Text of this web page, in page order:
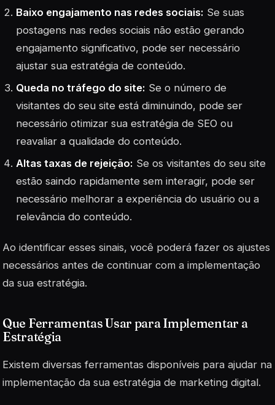
Baixo engajamento nas redes sociais: Se suas
postagens nas redes sociais não estão gerando
engajamento significativo, pode ser necessário
ajustar sua estratégia de conteúdo.
Queda no tráfego do site: Se o número de
visitantes do seu site está diminuindo, pode ser
necessário otimizar sua estratégia de SEO ou
reavaliar a qualidade do conteúdo.
Altas taxas de rejeição: Se os visitantes do seu site
estão saindo rapidamente sem interagir, pode ser
necessário melhorar a experiência do usuário ou a
relevância do conteúdo.
Ao identificar esses sinais, você poderá fazer os ajustes
necessários antes de continuar com a implementação
da sua estratégia.
Que Ferramentas Usar para Implementar a
Estratégia
Existem diversas ferramentas disponíveis para ajudar na
implementação da sua estratégia de marketing digital.